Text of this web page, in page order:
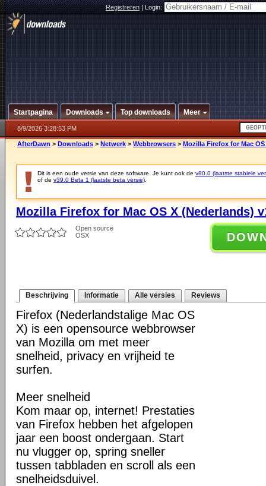
Registreren|Login:
Startpagina Downloads Top downloads Meer
8/9/2026 3:28:53 PM
AfterDawn > Downloads > Netwerk > Webbrowsers > Mozilla Firefox for Mac
Dit is een oude versie van deze software. Je kunt ook de v80.0 (laatste stabiele
of de v39.0 Beta 1 (laatste beta versie)
Mozilla Firefox for Mac OS X (Nederlands)
Open source
OSX
Beschrijving Informatie Alle versies Reviews
Firefox (Nederlandstalige Mac OS
X) is een opensource webbrowser
van Mozilla om met meer
snelheid, privacy en vrijheid te
surfen.
Meer snelheid
Kom maar op, internet! Prestaties
van Firefox hebben het afgelopen
jaar een boost ondergaan. Start
nu vlugger op, spring sneller
tussen tabbladen en scroll als een
snelheidsduivel.